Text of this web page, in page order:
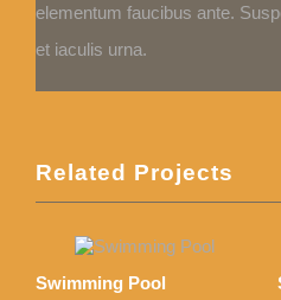
elementum faucibus ante.
et iaculis urna.
Related Projects
Swimming Pool